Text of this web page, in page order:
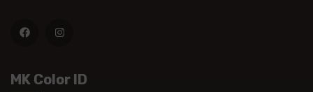
MK Color ID